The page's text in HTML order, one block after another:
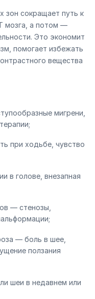
зон сокращает путь к
мозга, а потом —
Это экономит
помогает избежать
вещества
мигрени,
при ходьбе, чувство
в голове, внезапная
— стенозы,
— боль в шее,
ползания
шеи в недавнем или